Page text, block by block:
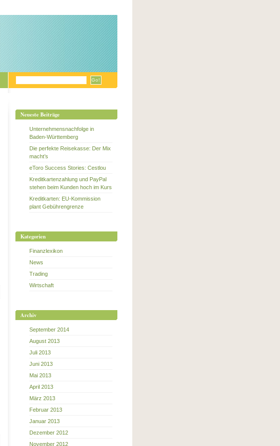
Neueste Beiträge
Unternehmensnachfolge in
Baden-Württemberg
Die perfekte Reisekasse: Der Mix
macht’s
eToro Success Stories: Cestlou
Kreditkartenzahlung und PayPal
stehen beim Kunden hoch im Kurs
Kreditkarten: EU-Kommission
plant Gebührengrenze
Kategorien
Finanzlexikon
News
Trading
Wirtschaft
Archiv
September 2014
August 2013
Juli 2013
Juni 2013
Mai 2013
April 2013
März 2013
Februar 2013
Januar 2013
Dezember 2012
November 2012